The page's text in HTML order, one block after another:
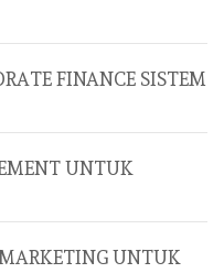
FINANCE SISTEM
UNTUK
UNTUK